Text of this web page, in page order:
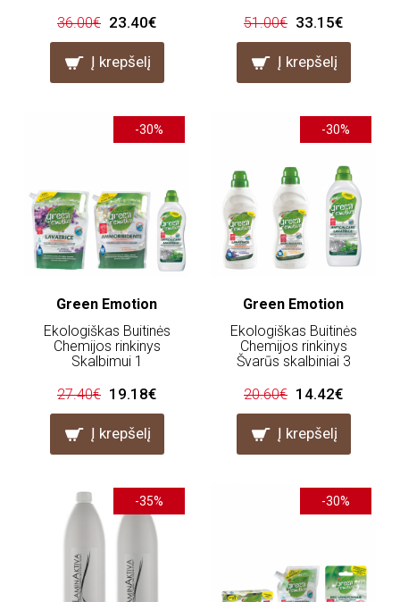
36.00€ 23.40€
Į krepšelį
51.00€ 33.15€
Į krepšelį
-30%
Green Emotion
Ekologiškas Buitinės
Chemijos rinkinys
Skalbimui 1
27.40€ 19.18€
Į krepšelį
-30%
Green Emotion
Ekologiškas Buitinės
Chemijos rinkinys
Švarūs skalbiniai 3
20.60€ 14.42€
Į krepšelį
-35% -30%